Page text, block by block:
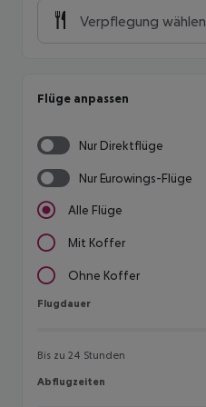
Verpflegung wählen
Flüge anpassen
Nur Direktflüge
Nur Eurowings-Flüge
Alle Flüge
Mit Koffer
Ohne Koffer
Flugdauer
Flugdauer
Bis zu 24 Stunden
Abflugzeiten
Abflugzeiten